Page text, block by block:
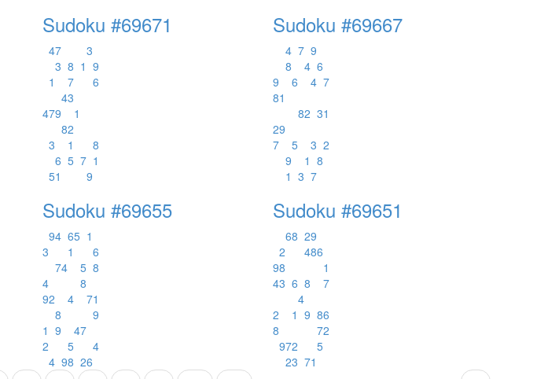
Sudoku #69671
47
3
3 8 1 9
1
7
6
43
479
1
82
3
1
8
6 5 7 1
51 9
Sudoku #69667
4 7 9
8
4 6
9
6 4 7
81
82 31
29
7
5 3 2
9
1 8
1 3 7
Sudoku #69655
94 65 1
3
1
6
74 5 8
4
8
92 4 71
8
9
1 9 47
2
5
4
4 98 26
Sudoku #69651
68 29
2
486
98
1
43 6 8
7
4
2
1 9 86
8
72
972
5
23 71